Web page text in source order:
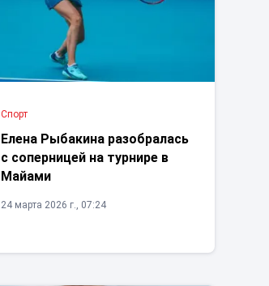
Спорт
Елена Рыбакина разобралась
с соперницей на турнире в
Майами
24 марта 2026 г., 07:24